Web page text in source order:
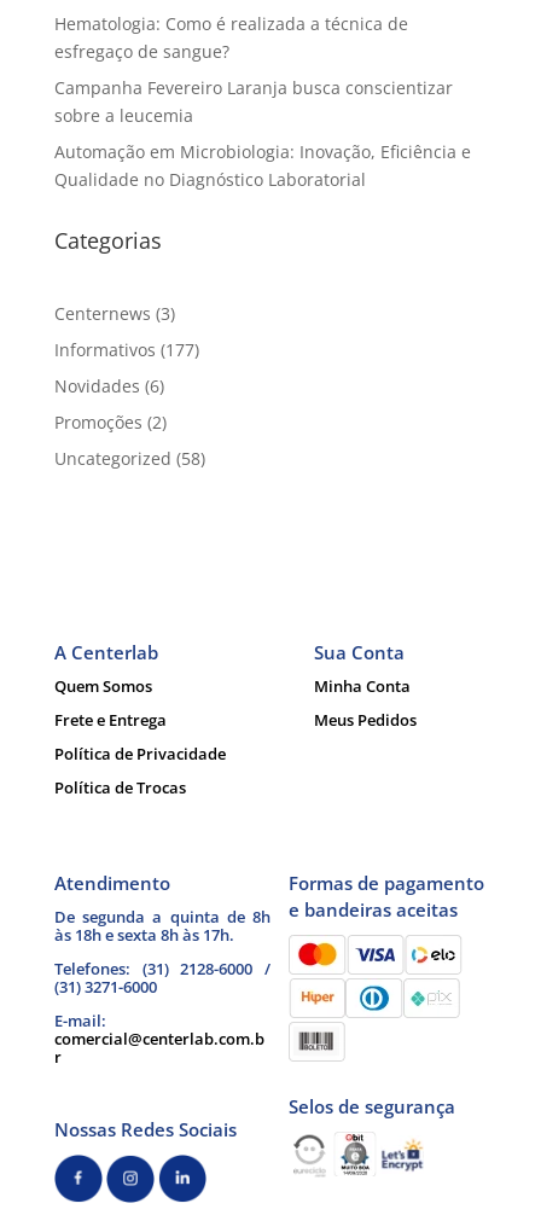
Hematologia: Como é realizada a técnica de
esfregaço de sangue?
Campanha Fevereiro Laranja busca conscientizar
sobre a leucemia
Automação em Microbiologia: Inovação, Eficiência e
Qualidade no Diagnóstico Laboratorial
Categorias
Centernews (3)
Informativos (177)
Novidades (6)
Promoções (2)
Uncategorized (58)
A Centerlab
Quem Somos
Frete e Entrega
Política de Privacidade
Política de Trocas
Sua Conta
Minha Conta
Meus Pedidos
Atendimento
De segunda a quinta de 8h
às 18h e sexta 8h às 17h.
Telefones: (31) 2128-6000 /
(31) 3271-6000
E-mail:
comercial@centerlab.com.b
r
Nossas Redes Sociais
Formas de pagamento
e bandeiras aceitas
Selos de segurança